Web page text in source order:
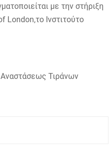
με την στήριξη
London,το Ινστιτούτο
Αναστάσεως Τιράνων